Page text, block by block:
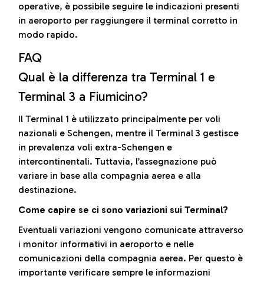
operative, è possibile seguire le indicazioni presenti
in aeroporto per raggiungere il terminal corretto in
modo rapido.
FAQ
Qual è la differenza tra Terminal 1 e
Terminal 3 a Fiumicino?
Il Terminal 1 è utilizzato principalmente per voli
nazionali e Schengen, mentre il Terminal 3 gestisce
in prevalenza voli extra-Schengen e
intercontinentali. Tuttavia, l’assegnazione può
variare in base alla compagnia aerea e alla
destinazione.
Come capire se ci sono variazioni sui Terminal?
Eventuali variazioni vengono comunicate attraverso
i monitor informativi in aeroporto e nelle
comunicazioni della compagnia aerea. Per questo è
importante verificare sempre le informazioni